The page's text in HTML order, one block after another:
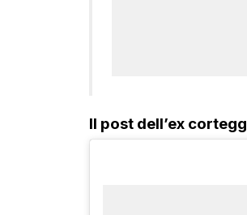
Il post dell’ex